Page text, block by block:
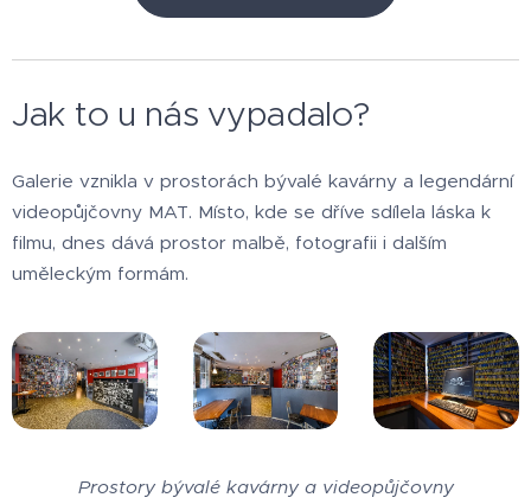
Jak to u nás vypadalo?
Galerie vznikla v prostorách bývalé kavárny a legendární
videopůjčovny MAT. Místo, kde se dříve sdílela láska k
filmu, dnes dává prostor malbě, fotografii i dalším
uměleckým formám.
Prostory bývalé kavárny a videopůjčovny